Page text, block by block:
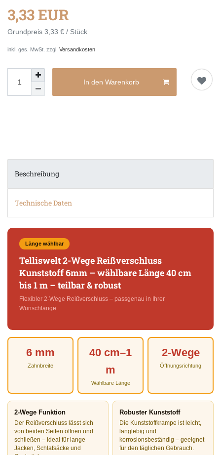
3,33 EUR
Grundpreis 3,33 € / Stück
inkl. ges. MwSt. zzgl. Versandkosten
In den Warenkorb
Beschreibung
Technische Daten
Länge wählbar
Telliswelt 2-Wege Reißverschluss
Kunststoff 6mm – wählbare Länge 40 cm
bis 1 m – teilbar & robust
Flexibler 2-Wege Reißverschluss – passgenau in Ihrer
Wunschlänge.
6 mm
Zahnbreite
40 cm–1
m
Wählbare Länge
2-Wege
Öffnungsrichtung
2-Wege Funktion
Der Reißverschluss lässt sich
von beiden Seiten öffnen und
schließen – ideal für lange
Jacken, Schlafsäcke und
Robuster Kunststoff
Die Kunststoffkrampe ist leicht,
langlebig und
korrosionsbeständig – geeignet
für den täglichen Gebrauch.